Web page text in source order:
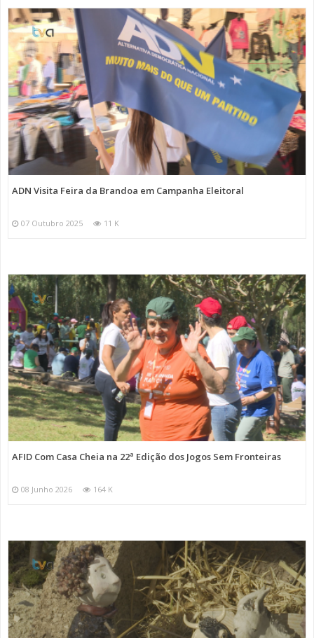
ADN Visita Feira da Brandoa em Campanha Eleitoral
07 Outubro 2025 11 K
AFID Com Casa Cheia na 22ª Edição dos Jogos Sem Fronteiras
08 Junho 2026 164 K